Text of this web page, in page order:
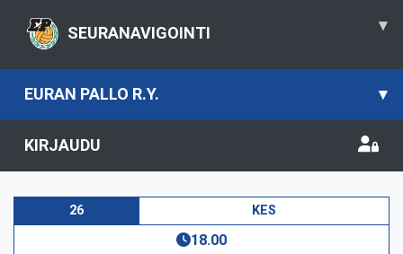
SEURANAVIGOINTI ▾
EURAN PALLO R.Y. ▾
KIRJAUDU
26 KES
18.00